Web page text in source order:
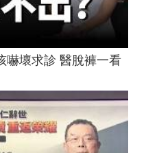
嚇壞求診 醫脫褲一看